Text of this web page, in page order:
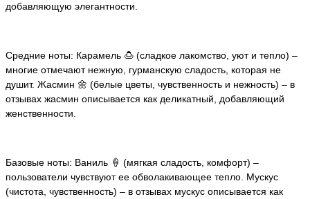
добавляющую элегантности.
Средние ноты: Карамель 🍮 (сладкое лакомство, уют и тепло) –
многие отмечают нежную, гурманскую сладость, которая не
душит. Жасмин 🌼 (белые цветы, чувственность и нежность) – в
отзывах жасмин описывается как деликатный, добавляющий
женственности.
Базовые ноты: Ваниль 🍦 (мягкая сладость, комфорт) –
пользователи чувствуют ее обволакивающее тепло. Мускус
(чистота, чувственность) – в отзывах мускус описывается как